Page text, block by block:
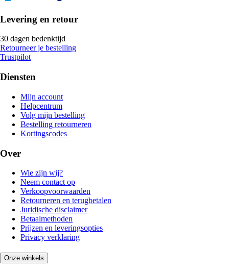
Levering en retour
30 dagen bedenktijd
Retourneer je bestelling
Trustpilot
Diensten
Mijn account
Helpcentrum
Volg mijn bestelling
Bestelling retourneren
Kortingscodes
Over
Wie zijn wij?
Neem contact op
Verkoopvoorwaarden
Retourneren en terugbetalen
Juridische disclaimer
Betaalmethoden
Prijzen en leveringsopties
Privacy verklaring
Onze winkels